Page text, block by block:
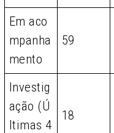
Em aco
mpanha
mento
59
Investig
ação (Ú
ltimas 4
18